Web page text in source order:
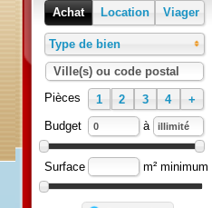
Achat Location Viager
Type de bien
Ville(s) ou code postal
1 2 3 4
+
Budget
à
Surface m² minimum